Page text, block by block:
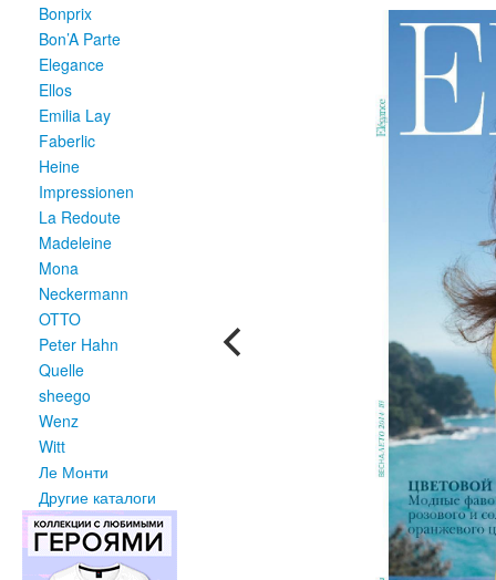
Bonprix
Bon’A Parte
Elegance
Ellos
Emilia Lay
Faberlic
Heine
Impressionen
La Redoute
Madeleine
Mona
Neckermann
OTTO
Peter Hahn
Quelle
sheego
Wenz
Witt
Ле Монти
Другие каталоги